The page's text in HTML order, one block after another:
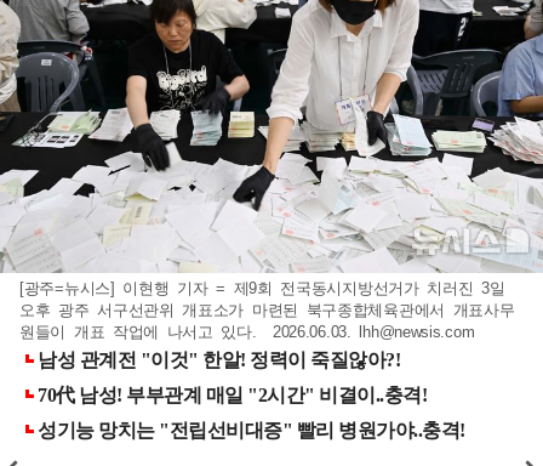
[광주=뉴시스] 이현행 기자 = 제9회 전국동시지방선거가 치러진 3일
오후 광주 서구선관위 개표소가 마련된 북구종합체육관에서 개표사무
원들이 개표 작업에 나서고 있다. 2026.06.03. lhh@newsis.com